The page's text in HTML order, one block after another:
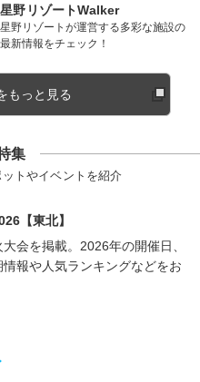
星野リゾートWalker
星野リゾートが運営する多彩な施設の
最新情報をチェック！
もっと見る
集
トやイベントを紹介
【東北】
会を掲載。2026年の開催日、
報や人気ランキングなどをお